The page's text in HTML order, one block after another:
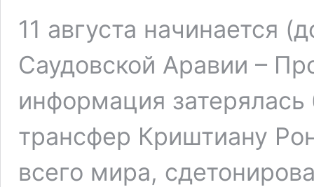
11 августа начинается
Саудовской Аравии –
информация
трансфер Криштиану
всего мира,